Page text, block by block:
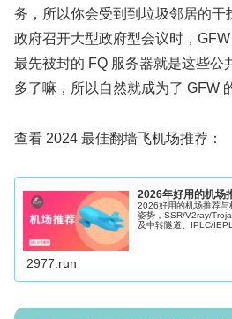
务，所以你会受到到垃圾邻居的干
政府召开大型政府型会议时，
最先被封的 FQ 服务器就是这些公
多了嘛，所以自然就成为了 GFW
查看 2024 最佳翻墙飞机场推荐：
2026年好用的机场
2026好用的机场推荐
姿势，SSR/V2ray/
及中转隧道、IPLC/
2977.run